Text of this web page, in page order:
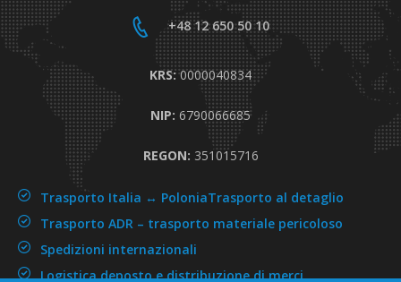
+48 12 650 50 10
KRS:0000040834
NIP: 6790066685
REGON: 351015716
Trasporto Italia ↔ PoloniaTrasporto al detaglio
Trasporto ADR – trasporto materiale pericoloso
Spedizioni internazionali
Logistica,deposto e distribuzione di merci